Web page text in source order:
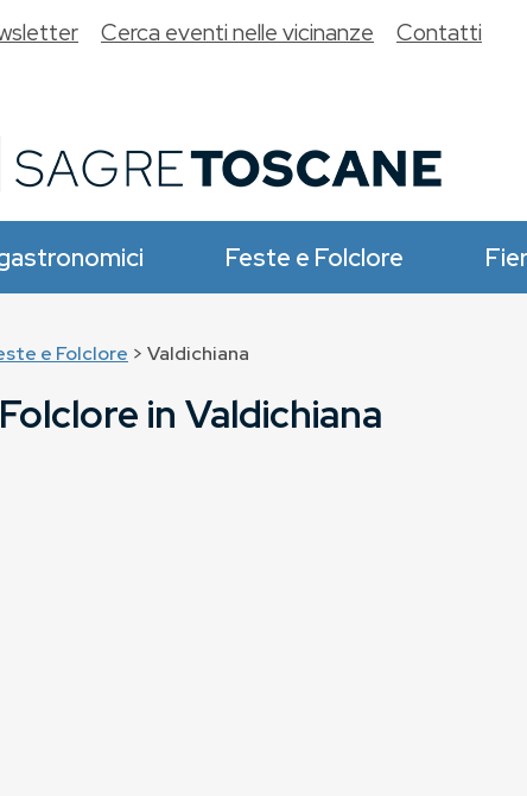
Feste e Folclore
Cerca eventi nelle vicinanze Contatti
e Folclore > Valdichiana
in Valdichiana